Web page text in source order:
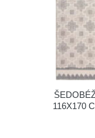
116X170